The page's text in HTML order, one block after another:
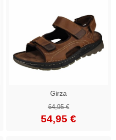
Girza
64,95 €
54,95 €